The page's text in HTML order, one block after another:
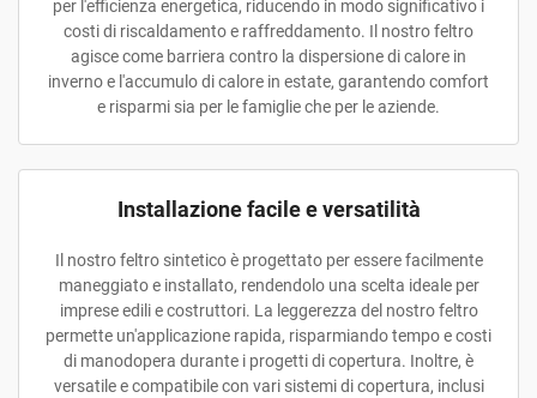
per l'efficienza energetica, riducendo in modo significativo i
costi di riscaldamento e raffreddamento. Il nostro feltro
agisce come barriera contro la dispersione di calore in
inverno e l'accumulo di calore in estate, garantendo comfort
e risparmi sia per le famiglie che per le aziende.
Installazione facile e versatilità
Il nostro feltro sintetico è progettato per essere facilmente
maneggiato e installato, rendendolo una scelta ideale per
imprese edili e costruttori. La leggerezza del nostro feltro
permette un'applicazione rapida, risparmiando tempo e costi
di manodopera durante i progetti di copertura. Inoltre, è
versatile e compatibile con vari sistemi di copertura, inclusi